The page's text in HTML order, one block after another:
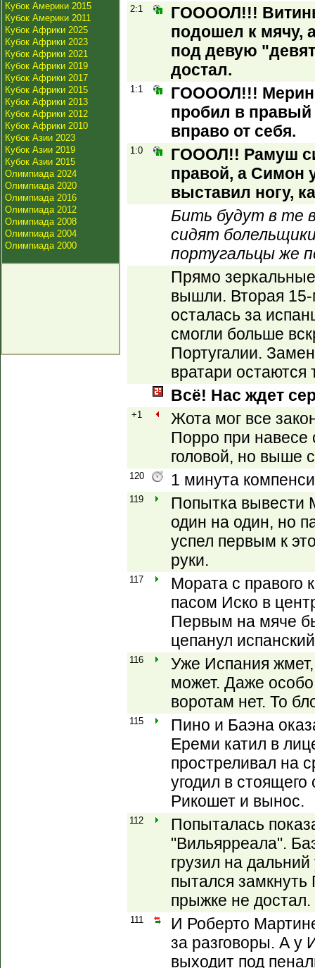
Кубок Америки 2015
Кубок Америки 2011
Кубок Африки 2025
Кубок Африки 2023
Кубок Африки 2021
Кубок Африки 2019
Кубок Африки 2017
Кубок Африки 2015
Кубок Африки 2013
Кубок Африки 2012
Кубок Африки 2010
Кубок Азии 2023
Кубок Азии 2019
Кубок Азии 2015
Олимпиада 2024
Олимпиада 2020
Олимпиада 2016
Олимпиада 2012
Олимпиада 2008
Олимпиада 2004
Олимпиада 2000
2:1
ГООООЛ!!!
подошел к мячу,
под девую
достал.
1:1
ГООООЛ!!!
пробил в правый
вправо от себя.
1:0
ГОООЛ!! Рамуш
правой, а Симон
выставил ногу,
Бить будут в те
сидят
португальцы же
Прямо
вышли. Вторая
осталась за
смогли больше
Португалии.
вратари остаются
Всё! Нас ждет
+1
Жота мог все
Порро при навесе
головой, но выше
120 1 минута
119
Попытка вывести
один на один, но
успел первым к
руки.
117
Мората с правого
пасом Иско в
Первым на мяче
цепанул
116
Уже Испания
может. Даже
воротам нет. То
115
Пино и Баэна
Ереми катил в
простреливал на
угодил в
Рикошет и вынос.
112
Попыталась
"Вильярреала".
грузил на дальний
пытался
прыжке не достал.
111
И Роберто
за разговоры. А у
выходит под